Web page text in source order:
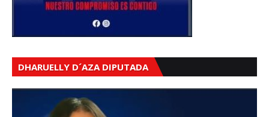
DHARUELLY D´AZA DIPUTADA